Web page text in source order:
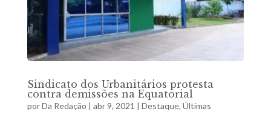
Sindicato dos Urbanitários protesta
contra demissões na Equatorial
porDa Redação | abr 9, 2021 | Destaque, Últimas